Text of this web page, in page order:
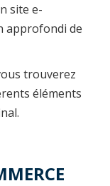
site e-
approfondi de
trouverez
éléments